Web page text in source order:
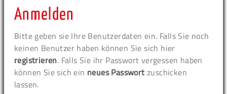
Anmelden
Bitte geben sie Ihre Benutzerdaten ein. Falls Sie noch
keinen Benutzer haben können Sie sich hier
registrieren. Falls Sie ihr Passwort vergessen haben
können Sie sich ein neues Passwort zuschicken
lassen.